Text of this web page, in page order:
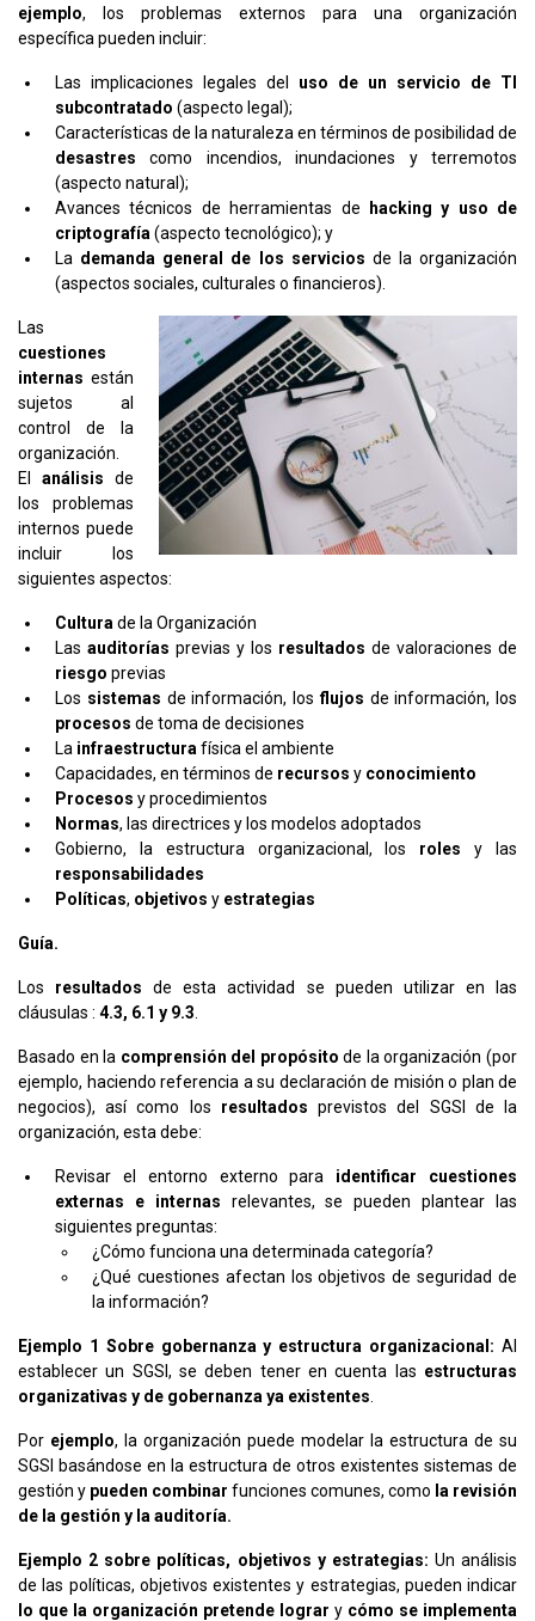
ejemplo, los problemas externos para una organización
específica pueden incluir:
Las implicaciones legales del uso de un servicio de TI
subcontratado (aspecto legal);
Características de la naturaleza en términos de posibilidad de
desastres como incendios, inundaciones y terremotos
(aspecto natural);
Avances técnicos de herramientas de hacking y uso de
criptografía (aspecto tecnológico); y
La demanda general de los servicios de la organización
(aspectos sociales, culturales o financieros).
Las
cuestiones
internas están
sujetos al
control de la
organización.
El análisis de
los problemas
internos puede
incluir los
siguientes aspectos:
Cultura de la Organización
Las auditorías previas y los resultados de valoraciones de
riesgo previas
Los sistemas de información, losflujos de información, los
procesos de toma de decisiones
La infraestructura física el ambiente
Capacidades, en términos de recursos y conocimiento
Procesos y procedimientos
Normas, las directrices y los modelos adoptados
Gobierno, la estructura organizacional, los roles y las
responsabilidades
Políticas, objetivos y estrategias
Guía.
Los resultados de esta actividad se pueden utilizar en las
cláusulas : 4.3, 6.1 y 9.3
Basado en la comprensión del propósito de la organización (por
ejemplo, haciendo referencia a su declaración de misión o plan de
negocios), así como los resultados previstos del SGSI de la
organización, esta debe:
Revisar el entorno externo para identificar cuestiones
externas e internas relevantes, se pueden plantear las
siguientes preguntas:
¿Cómo funciona una determinada categoría?
¿Qué cuestiones afectan los objetivos de seguridad de
la información?
Ejemplo 1 Sobre gobernanza y estructura organizacional: Al
establecer un SGSI, se deben tener en cuenta las estructuras
organizativas y de gobernanza ya existentes
Por ejemplo, la organización puede modelar la estructura de su
SGSI basándose en la estructura de otros existentes sistemas de
gestión y pueden combinar funciones comunes, como la revisión
de la gestión y la auditoría.
Ejemplo 2 sobre políticas, objetivos y estrategias: Un análisis
de las políticas, objetivos existentes y estrategias, pueden indicar
lo que la organización pretende lograr y cómo se implementa